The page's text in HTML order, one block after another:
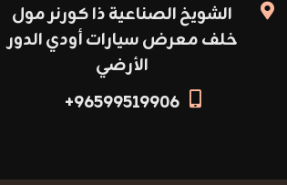
الشويخ الصناعية ذا كورنر مول
خلف معرض سيارات أودي الدور
الأرضي
96599519906+